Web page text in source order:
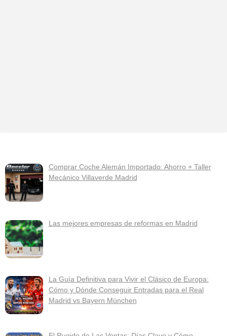
Comprar Coche Alemán Importado: Ahorro + Taller
Mecánico Villaverde Madrid
Las mejores empresas de reformas en Madrid
La Guía Definitiva para Vivir el Clásico de Europa:
Cómo y Dónde Conseguir Entradas para el Real
Madrid vs Bayern München